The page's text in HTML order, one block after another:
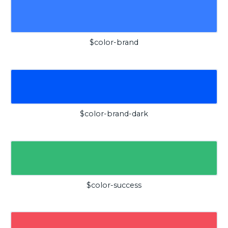
$color-brand
$color-brand-dark
$color-success